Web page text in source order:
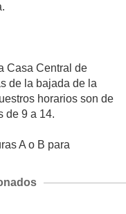
Casa Central de
de la bajada de la
horarios son de
de 9 a 14.
A o B para